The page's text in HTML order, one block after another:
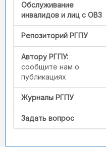
Обслуживание
инвалидов и лиц с ОВЗ
Репозиторий РГПУ
Автору РГПУ:
сообщите нам о
публикациях
Журналы РГПУ
Задать вопрос